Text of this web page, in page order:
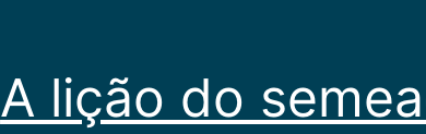
A lição do